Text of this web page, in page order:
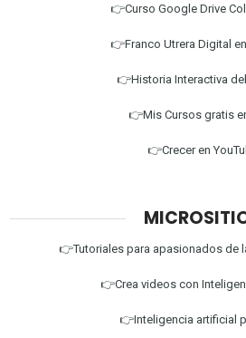
👉Curso Google Drive
👉Franco Utrera Digital
👉Historia Interactiva
👉Mis Cursos gratis
👉Crecer en
👉Tutoriales para apasionados de
👉Crea videos con
👉Inteligencia artificial